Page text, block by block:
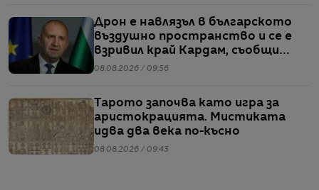
Дрон е навлязъл в българското
въздушно пространство и се е
взривил край Кардам, съобщи
Радев
08.08.2026 / 09:56
Тарото започва като игра за
аристокрацията. Мистиката
идва два века по-късно
08.08.2026 / 09:43